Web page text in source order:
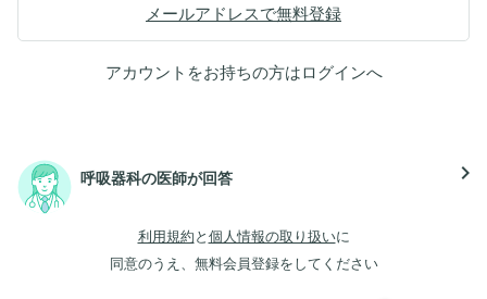
メールアドレスで無料登録
アカウントをお持ちの方はログインへ
呼吸器科の医師が回答 navigate_next
利用規約 と 個人情報の取り扱いに
同意のうえ、無料会員登録をしてください